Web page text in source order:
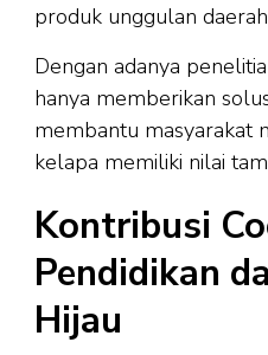
produk unggulan
Dengan adanya
hanya memberikan
membantu masyarakat
kelapa memiliki nilai
Kontribusi
Pendidikan
Hijau